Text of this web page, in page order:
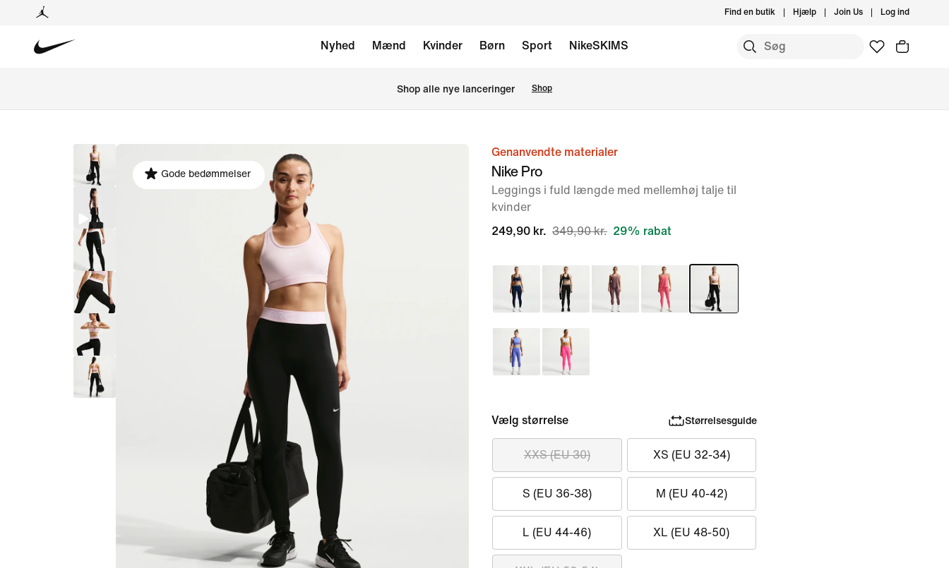
Find en butik Hjælp Join Us Log ind
Nyhed Mænd Kvinder Børn Sport NikeSKIMS
Shop alle nye lanceringer Shop
billede
Gode bedømmelser
Genanvendte materialer
Nike Pro
Leggings i fuld længde med mellemhøj talje til
kvinder
249,90 kr. 349,90 kr. 29% rabat
Vælg størrelse Størrelsesguide
XXS (EU 30) XS (EU 32-34)
S (EU 36-38) M (EU 40-42)
L (EU 44-46) XL (EU 48-50)